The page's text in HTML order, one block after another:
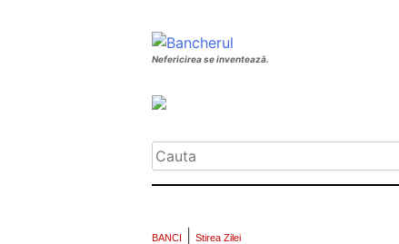
Nefericirea se inventează.
BANCI Stirea Zilei